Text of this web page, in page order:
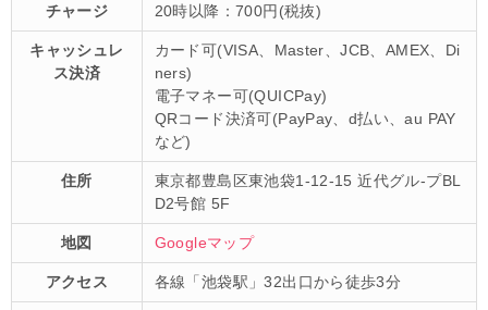
チャージ 20時以降：700円(税抜)
キャッシュレ
ス決済
カード可(VISA、Master、JCB、AMEX、Di
ners)
電子マネー可(QUICPay)
QRコード決済可(PayPay、d払い、au PAY
など)
住所
東京都豊島区東池袋1-12-15 近代グル-プBL
D2号館 5F
地図 Googleマップ
アクセス 各線「池袋駅」32出口から徒歩3分